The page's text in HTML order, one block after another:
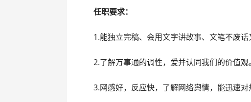
任职要求：
1.能独立完稿、会用文字讲故事、文笔不废话
2.了解万事通的调性，爱并认同我们的价值观。
3.网感好，反应快，了解网络舆情，能迅速对